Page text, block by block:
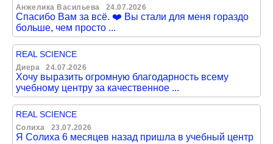
Анжелика Васильева 24.07.2026
Спасибо Вам за всё. ❤️ Вы стали для меня гораздо
больше, чем просто ...
REAL SCIENCE
Диера 24.07.2026
Хочу выразить огромную благодарность всему
учебному центру за качественное ...
REAL SCIENCE
Солиха 23.07.2026
Я Солиха 6 месяцев назад пришла в учебный центр